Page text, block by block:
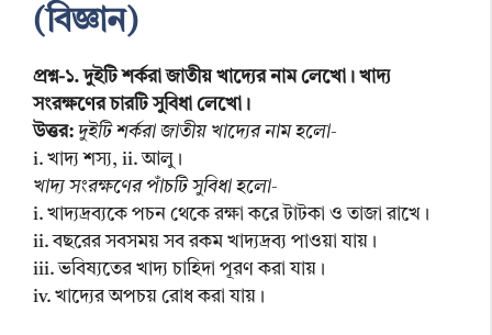
(বিজ্ঞান)
প্রশ্ন-১. দুইটি শর্করা জাতীয় খাদ্যের নাম লেখো। খাদ্য
সংরক্ষণের চারটি সুবিধা লেখো।
উত্তর: দুইটি শর্করা জাতীয় খাদ্যের নাম হলো-
i. খাদ্য শস্য, ii. আলু।
খাদ্য সংরক্ষণের পাঁচটি সুবিধা হলো-
i. খাদ্যদ্রব্যকে পচন থেকে রক্ষা করে টাটকা ও তাজা রাখে।
ii. বছরের সবসময় সব রকম খাদ্যদ্রব্য পাওয়া যায়।
iii. ভবিষ্যতের খাদ্য চাহিদা পূরণ করা যায়।
iv. খাদ্যের অপচয় রোধ করা যায়।